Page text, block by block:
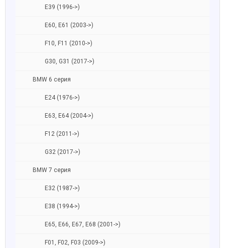
E39 (1996->)
E60, E61 (2003->)
F10, F11 (2010->)
G30, G31 (2017->)
BMW 6 серия
E24 (1976->)
E63, E64 (2004->)
F12 (2011->)
G32 (2017->)
BMW 7 серия
E32 (1987->)
E38 (1994->)
E65, E66, E67, E68 (2001->)
F01, F02, F03 (2009->)